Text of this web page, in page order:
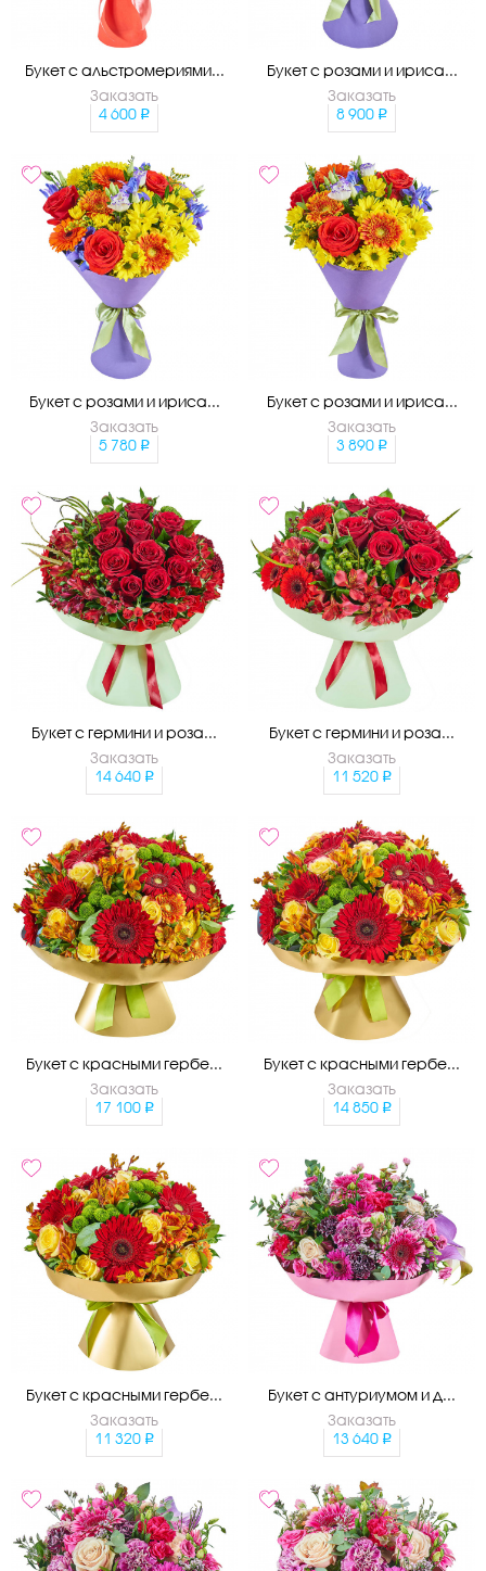
Букет с альстромериями...
Заказать
4 600
Букет с розами и ириса...
Заказать
8 900
Букет с розами и ириса...
Заказать
5 780
Букет с розами и ириса...
Заказать
3 890
Букет с гермини и роза...
Заказать
14 640
Букет с гермини и роза...
Заказать
11 520
Букет с красными гербе...
Заказать
17 100
Букет с красными гербе...
Заказать
14 850
Букет с красными гербе...
Заказать
11 320
Букет с антуриумом и д...
Заказать
13 640